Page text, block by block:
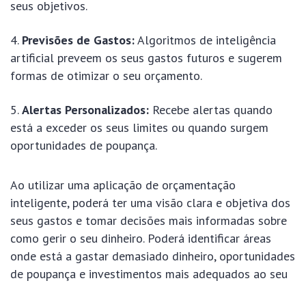
seus objetivos.
Previsões de Gastos:Algoritmos de inteligência
artificial preveem os seus gastos futuros e sugerem
formas de otimizar o seu orçamento.
Alertas Personalizados: Recebe alertas quando
está a exceder os seus limites ou quando surgem
oportunidades de poupança.
Ao utilizar uma aplicação de orçamentação
inteligente, poderá ter uma visão clara e objetiva dos
seus gastos e tomar decisões mais informadas sobre
como gerir o seu dinheiro. Poderá identificar áreas
onde está a gastar demasiado dinheiro, oportunidades
de poupança e investimentos mais adequados ao seu